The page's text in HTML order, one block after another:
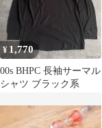
¥ 1,770
00s BHPC 長袖サーマル
シャツ ブラック系